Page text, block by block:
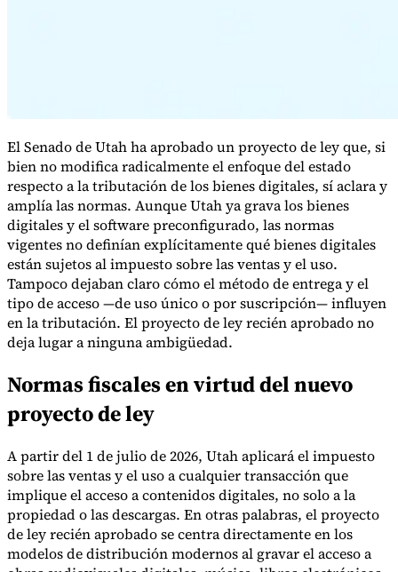
indirectos
Impuestos sobre el carbono y tasas medioambientales
Herramientas
Calculadora de VAT Calculadora de GST
sobre las ventas Verificador de número de VAT
El Senado de Utah ha aprobado un proyecto de ley que, si
bien no modifica radicalmente el enfoque del estado
respecto a la tributación de los bienes digitales, sí aclara y
amplía las normas. Aunque Utah ya grava los bienes
digitales y el software preconfigurado, las normas
vigentes no definían explícitamente qué bienes digitales
están sujetos al impuesto sobre las ventas y el uso.
Tampoco dejaban claro cómo el método de entrega y el
tipo de acceso —de uso único o por suscripción— influyen
en la tributación. El proyecto de ley recién aprobado no
deja lugar a ninguna ambigüedad.
Normas fiscales en virtud del nuevo
proyecto de ley
A partir del 1 de julio de 2026, Utah aplicará el impuesto
sobre las ventas y el uso a cualquier transacción que
implique el acceso a contenidos digitales, no solo a la
propiedad o las descargas. En otras palabras, el proyecto
de ley recién aprobado se centra directamente en los
modelos de distribución modernos al gravar el acceso a